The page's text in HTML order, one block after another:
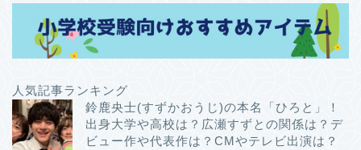
人気記事ランキング
鈴鹿央士(すずかおうじ)の本名「ひろと」！
出身大学や高校は？広瀬すずとの関係は？デ
ビュー作や代表作は？CMやテレビ出演は？